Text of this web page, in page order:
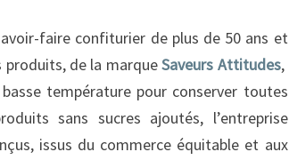
faire confiturier de plus de 50 ans et
produits, de la marqueSaveurs Attitudes,
température pour conserver toutes
sans sucres ajoutés, l’entreprise
issus du commerce équitable et aux